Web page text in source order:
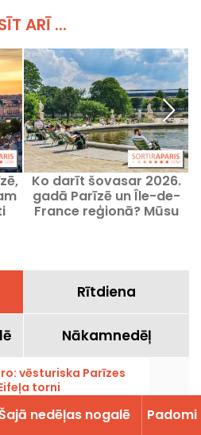
ARĪ ...
Ko darīt šovasar 2026.
gadā Parīzē un Île-de-
France reģionā? Mūsu
Rītdiena
Nākamnedēļ
vēsturiska Parīzes
torni
atrodas 16. mikrorajonā,
un kultūras
gan tūristus, gan
Šajā nedēļas nogalē Padomi